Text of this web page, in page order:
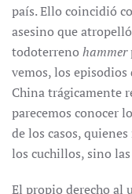
país. Ello coincidió
asesino que
todoterreno hammer
vemos, los episodios
China trágicamente
parecemos conocer
de los casos,
los cuchillos, sino
El propio derecho al